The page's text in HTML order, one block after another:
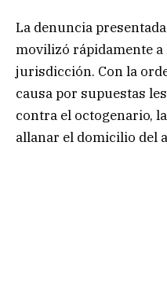
La denuncia
movilizó rápidamente
jurisdicción. Con la
causa por supuestas
contra el octogenario,
allanar el domicilio del